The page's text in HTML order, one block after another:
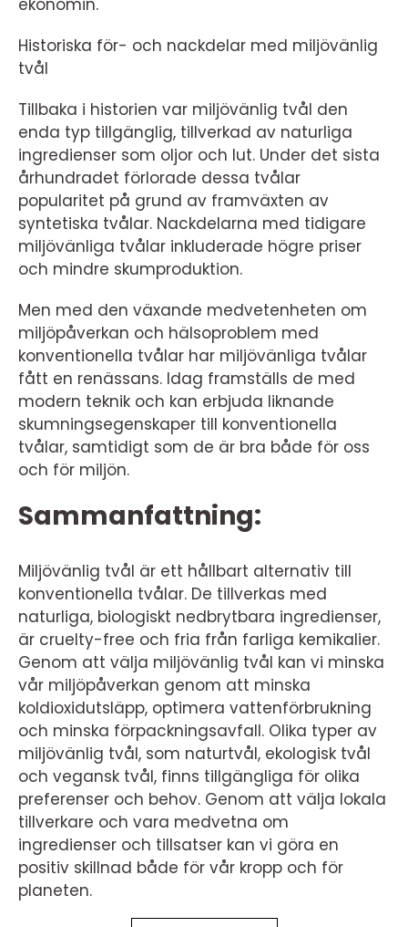
ekonomin.
Historiska för- och nackdelar med miljövänlig
tvål
Tillbaka i historien var miljövänlig tvål den
enda typ tillgänglig, tillverkad av naturliga
ingredienser som oljor och lut. Under det sista
århundradet förlorade dessa tvålar
popularitet på grund av framväxten av
syntetiska tvålar. Nackdelarna med tidigare
miljövänliga tvålar inkluderade högre priser
och mindre skumproduktion.
Men med den växande medvetenheten om
miljöpåverkan och hälsoproblem med
konventionella tvålar har miljövänliga tvålar
fått en renässans. Idag framställs de med
modern teknik och kan erbjuda liknande
skumningsegenskaper till konventionella
tvålar, samtidigt som de är bra både för oss
och för miljön.
Sammanfattning:
Miljövänlig tvål är ett hållbart alternativ till
konventionella tvålar. De tillverkas med
naturliga, biologiskt nedbrytbara ingredienser,
är cruelty-free och fria från farliga kemikalier.
Genom att välja miljövänlig tvål kan vi minska
vår miljöpåverkan genom att minska
koldioxidutsläpp, optimera vattenförbrukning
och minska förpackningsavfall. Olika typer av
miljövänlig tvål, som naturtvål, ekologisk tvål
och vegansk tvål, finns tillgängliga för olika
preferenser och behov. Genom att välja lokala
tillverkare och vara medvetna om
ingredienser och tillsatser kan vi göra en
positiv skillnad både för vår kropp och för
planeten.